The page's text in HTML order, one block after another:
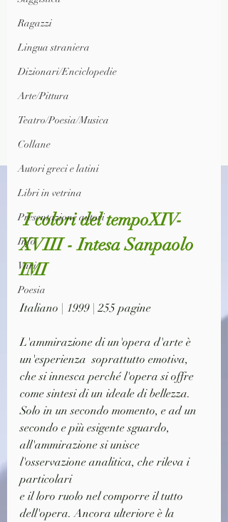
Ragazzi
Lingua straniera
Dizionari/Enciclopedie
Arte/Pittura
Teatro/Poesia/Musica
Collane
Autori greci e latini
Libri in vetrina
Presentazione autori
Info
Vari
Poesia
I colori del tempoXIV-
XVIII - Intesa Sanpaolo
IMI
Italiano | 1999 | 255 pagine
L'ammirazione di un'opera d'arte è
un'esperienza  soprattutto emotiva,
che si innesca perché l'opera si offre
come sintesi di un ideale di bellezza.
Solo in un secondo momento, e ad un
secondo e più esigente sguardo,
all'ammirazione si unisce
l'osservazione analitica, che rileva i
particolari
e il loro ruolo nel comporre il tutto
dell'opera. Ancora ulteriore è la